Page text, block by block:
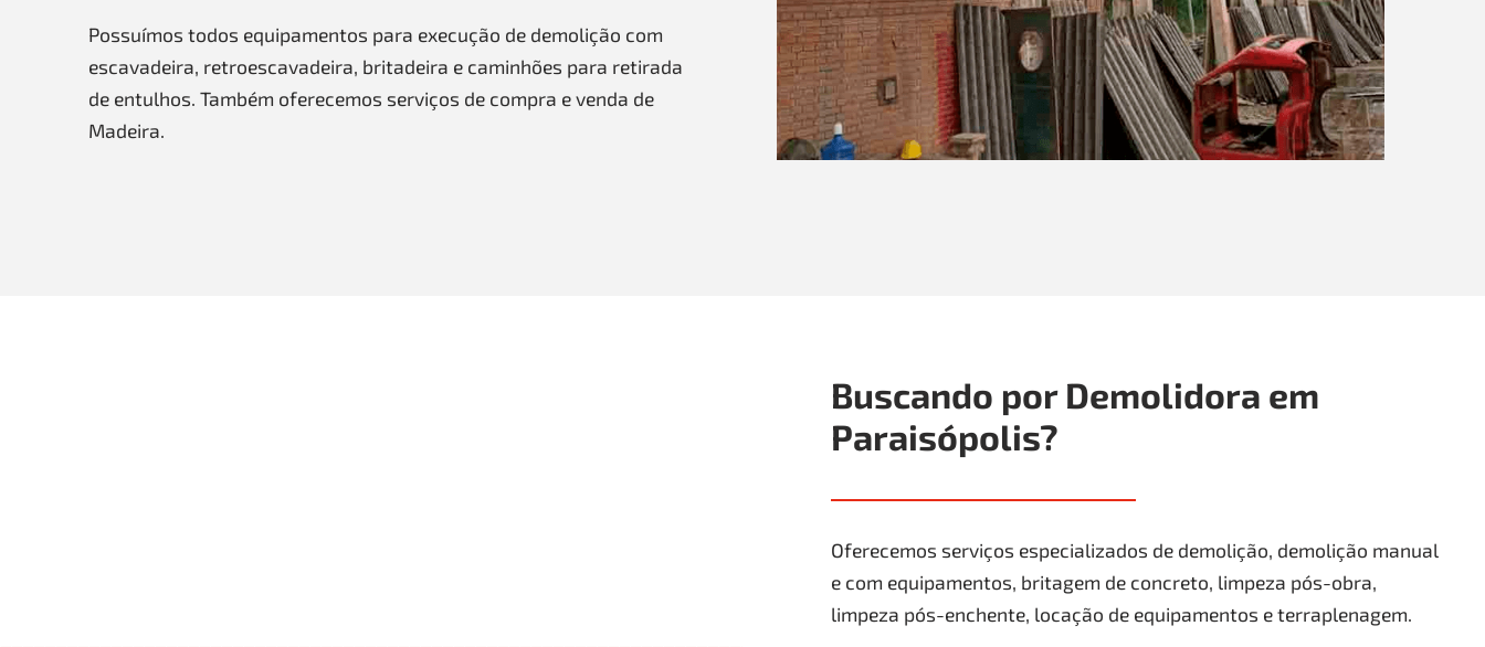
Possuímos todos equipamentos para execução de demolição com
escavadeira, retroescavadeira, britadeira e caminhões para retirada
de entulhos. Também oferecemos serviços de compra e venda de
Madeira.
Buscando por Demolidora em
Paraisópolis?
Oferecemos serviços especializados de demolição, demolição manual
e com equipamentos, britagem de concreto, limpeza pós-obra,
limpeza pós-enchente, locação de equipamentos e terraplenagem.